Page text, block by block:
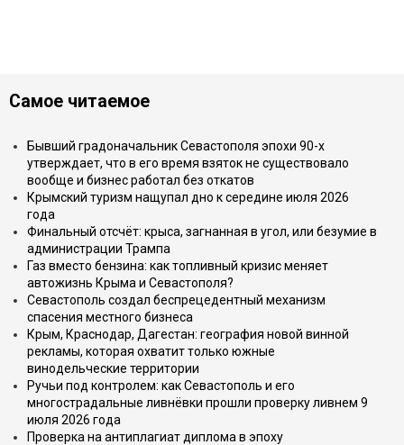
Самое читаемое
Бывший градоначальник Севастополя эпохи 90-х
утверждает, что в его время взяток не существовало
вообще и бизнес работал без откатов
Крымский туризм нащупал дно к середине июля 2026
года
Финальный отсчёт: крыса, загнанная в угол, или безумие в
администрации Трампа
Газ вместо бензина: как топливный кризис меняет
автожизнь Крыма и Севастополя?
Севастополь создал беспрецедентный механизм
спасения местного бизнеса
Крым, Краснодар, Дагестан: география новой винной
рекламы, которая охватит только южные
винодельческие территории
Ручьи под контролем: как Севастополь и его
многострадальные ливнёвки прошли проверку ливнем 9
июля 2026 года
Проверка на антиплагиат диплома в эпоху